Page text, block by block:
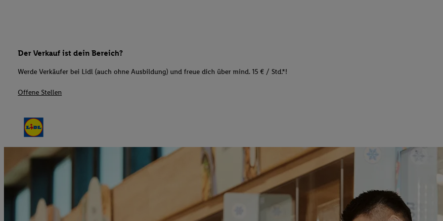
Der Verkauf ist dein Bereich?
Werde Verkäufer bei Lidl (auch ohne Ausbildung) und freue dich über mind. 15 € / Std.*!
Offene Stellen